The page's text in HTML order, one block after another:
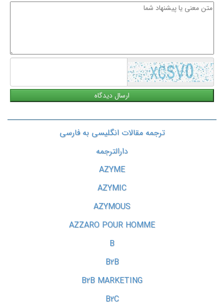
متن
ترجمه مقالات انگلیسی به فارسی
دارالترجمه
AZYME
AZYMIC
AZYMOUS
AZZARO POUR HOMME
B
B2B
B2B MARKETING
B2C